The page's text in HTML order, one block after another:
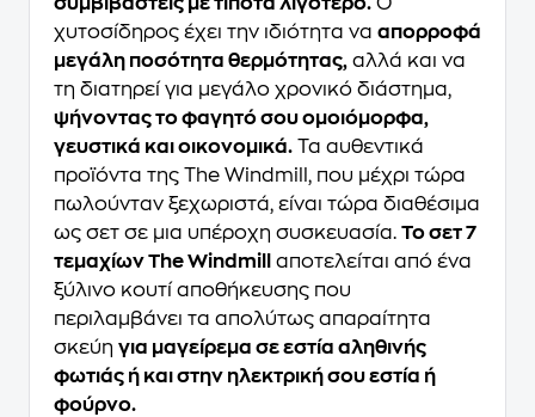
συμβιβαστείς με τίποτα λιγότερο. Ο
χυτοσίδηρος έχει την ιδιότητα να απορροφά
μεγάλη ποσότητα θερμότητας, αλλά και να
τη διατηρεί για μεγάλο χρονικό διάστημα,
ψήνοντας το φαγητό σου ομοιόμορφα,
γευστικά και οικονομικά. Τα αυθεντικά
προϊόντα της The Windmill, που μέχρι τώρα
πωλούνταν ξεχωριστά, είναι τώρα διαθέσιμα
ως σετ σε μια υπέροχη συσκευασία. Το σετ 7
τεμαχίων The Windmill
αποτελείται από ένα
ξύλινο κουτί αποθήκευσης που
περιλαμβάνει τα απολύτως απαραίτητα
σκεύη για μαγείρεμα σε εστία αληθινής
φωτιάς ή και στην ηλεκτρική σου εστία ή
φούρνο.